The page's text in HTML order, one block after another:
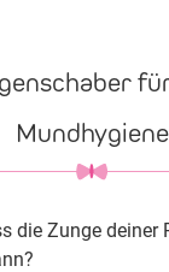
Mundhygiene
die Zunge deiner